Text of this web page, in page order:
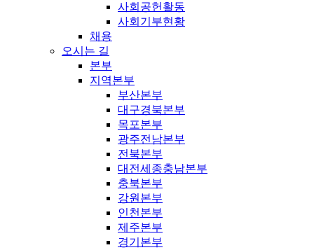
사회공헌활동
사회기부현황
채용
오시는 길
본부
지역본부
부산본부
대구경북본부
목포본부
광주전남본부
전북본부
대전세종충남본부
충북본부
강원본부
인천본부
제주본부
경기본부